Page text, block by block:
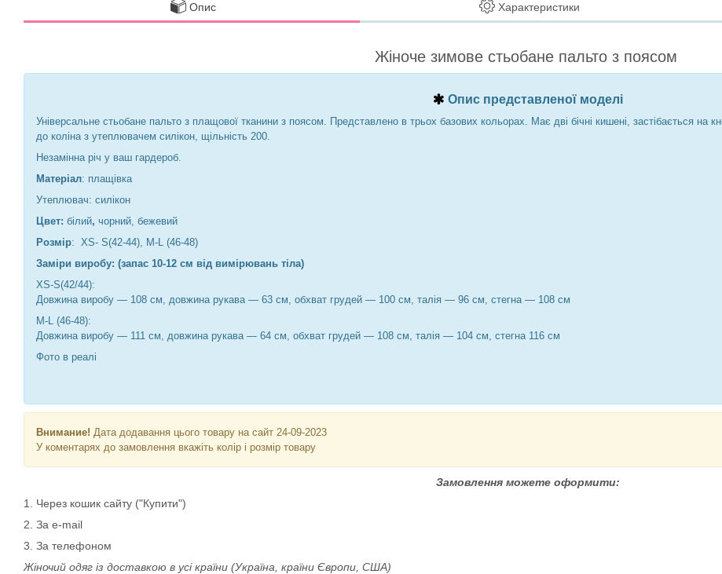
Опис Характеристики
Жіноче зимове стьобане пальто з поясом
Опис представленої моделі
Універсальне стьобане пальто з плащової тканини з поясом. Представлено в трьох базових кольорах. Має дві бічні кишені, застібається
до коліна з утеплювачем силікон, щільність 200.
Незамінна річ у ваш гардероб.
Матеріал: плащівка
Утеплювач: силікон
Цвет: білий, чорний, бежевий
Розмір: XS- S(42-44), M-L (46-48)
Заміри виробу: (запас 10-12 см від вимірювань тіла)
XS-S(42/44):
Довжина виробу — 108 см, довжина рукава — 63 см, обхват грудей — 100 см, талія — 96 см, стегна — 108 см
М-L (46-48):
Довжина виробу — 111 см, довжина рукава — 64 см, обхват грудей — 108 см, талія — 104 см, стегна 116 см
Фото в реалі
Внимание! Дата додавання цього товару на сайт 24-09-2023
У коментарях до замовлення вкажіть колір і розмір товару
Замовлення можете оформити:
1. Через кошик сайту ("Купити")
2. За e-mail
3. За телефоном
Жіночий одяг із доставкою в усі країни (Україна, країни Європи, США)